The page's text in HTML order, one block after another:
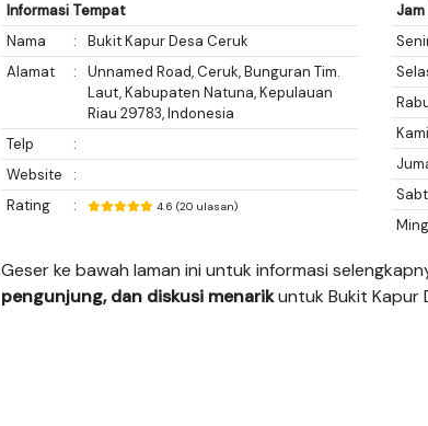
Informasi Tempat
Nama
:
Bukit Kapur Desa Ceruk
Alamat
:
Unnamed Road, Ceruk, Bunguran Tim.
Laut, Kabupaten Natuna, Kepulauan
Riau 29783, Indonesia
Telp
:
Website
:
Rating
: 4.6 (20 ulasan)
Geser ke bawah laman ini untuk informasi
pengunjung, dan diskusi menarikuntuk Bukit Kapur